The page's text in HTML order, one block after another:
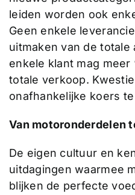
leiden worden ook
Geen enkele
uitmaken van de totale
enkele klant mag meer
totale verkoop.
onafhankelijke koers
Van motoronderdelen
De eigen cultuur en
uitdagingen waarmee
blijken de perfecte